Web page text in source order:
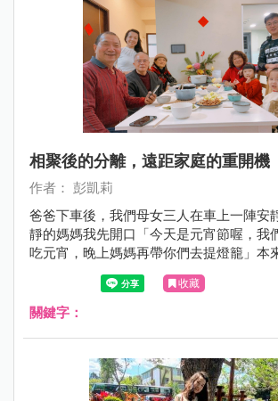
相聚後的分離，遠距家庭的重開機
作者： 彭凱莉
爸爸下車後，我們母女三人在車上一陣安
靜的媽媽我先開口「今天是元宵節喔，我
吃元宵，晚上媽媽再帶你們去提燈籠」本
往常一言一句討論要去哪？沒想到回覆我
收藏
關鍵字：